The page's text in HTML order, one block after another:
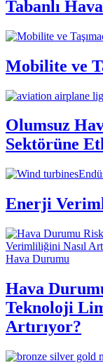
Tabanlı
Mobilite ve
Olumsuz
Sektörüne
Enerji
Hava Durumu
Hava
Teknoloji
Artırıyor?